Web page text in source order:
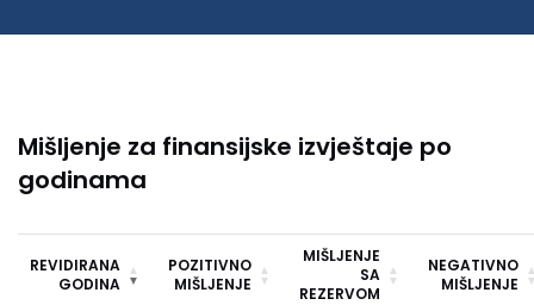
Mišljenje za finansijske izvještaje po
godinama
REVIDIRANA
GODINA
POZITIVNO
MIŠLJENJE
MIŠLJENJE
SA
REZERVOM
NEGATIVNO
MIŠLJENJE